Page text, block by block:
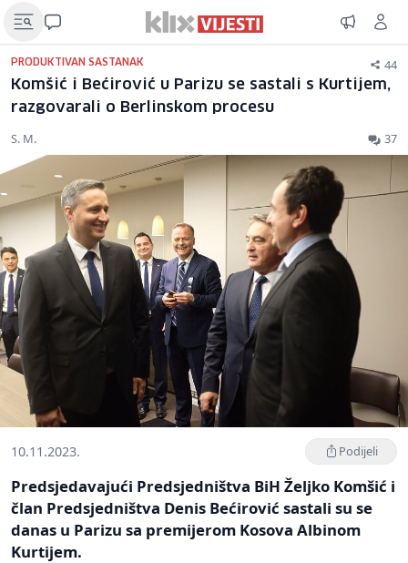
PRODUKTIVAN SASTANAK 44
Komšić i Bećirović u Parizu se sastali s Kurtijem,
razgovarali o Berlinskom procesu
S. M. 37
10.11.2023. Podijeli
Predsjedavajući Predsjedništva BiH Željko Komšić i
član Predsjedništva Denis Bećirović sastali su se
danas u Parizu sa premijerom Kosova Albinom
Kurtijem.